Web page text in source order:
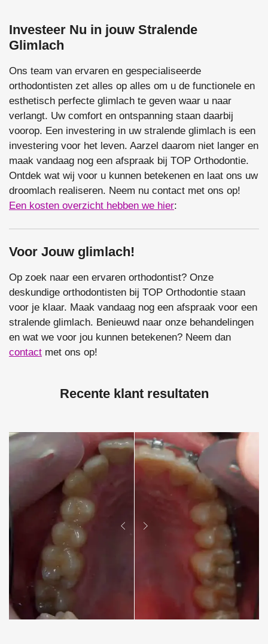
Investeer Nu in jouw Stralende
Glimlach
Ons team van ervaren en gespecialiseerde
orthodontisten zet alles op alles om u de functionele en
esthetisch perfecte glimlach te geven waar u naar
verlangt. Uw comfort en ontspanning staan daarbij
voorop. Een investering in uw stralende glimlach is een
investering voor het leven. Aarzel daarom niet langer en
maak vandaag nog een afspraak bij TOP Orthodontie.
Ontdek wat wij voor u kunnen betekenen en laat ons uw
droomlach realiseren. Neem nu contact met ons op!
Een kosten overzicht hebben we hier:
Voor Jouw glimlach!
Op zoek naar een ervaren orthodontist? Onze
deskundige orthodontisten bij TOP Orthodontie staan
voor je klaar. Maak vandaag nog een afspraak voor een
stralende glimlach. Benieuwd naar onze behandelingen
en wat we voor jou kunnen betekenen? Neem dan
contact met ons op!
Recente klant resultaten